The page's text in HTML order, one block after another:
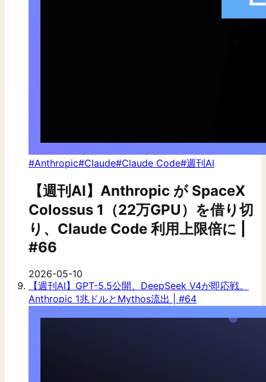
#Anthropic#Claude#Claude Code#週刊AI
【週刊AI】Anthropic が SpaceX
Colossus 1（22万GPU）を借り切
り、Claude Code 利用上限倍に |
#66
2026-05-10
【週刊AI】GPT-5.5公開、DeepSeek V4が即応戦。
Anthropic 1兆ドルとMythos流出 | #64